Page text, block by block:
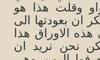
وقلت هذا هو
ان بعودتها الى
الاوراق هذا
نحن نريد ان